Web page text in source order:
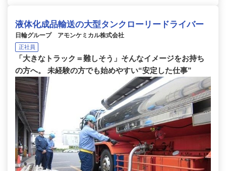
液体化成品輸送の大型タンクローリードライバー
日輪グループ アモンケミカル株式会社
正社員
「大きなトラック＝難しそう」そんなイメージをお持ち
の方へ。 未経験の方でも始めやすい“安定した仕事”